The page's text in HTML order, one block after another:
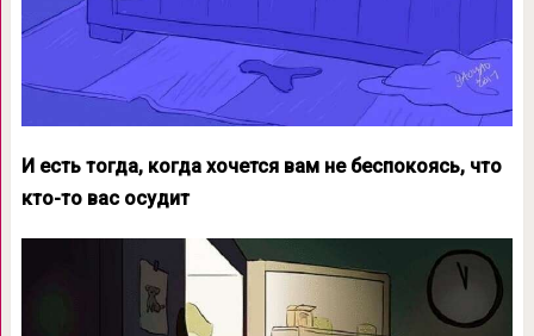
И есть тогда, когда хочется вам не беспокоясь, что
кто-то вас осудит